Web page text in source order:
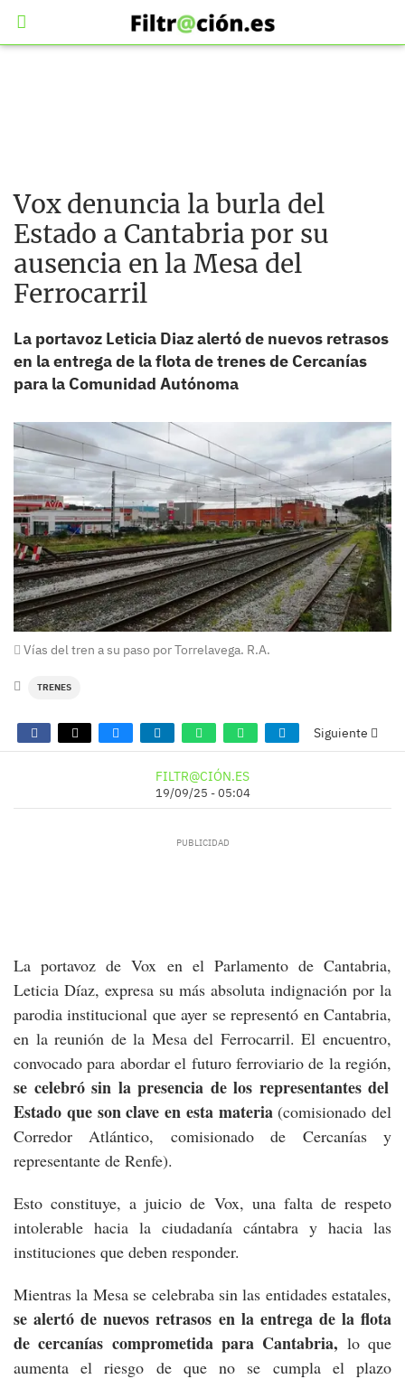
Vox denuncia la burla del
Estado a Cantabria por su
ausencia en la Mesa del
Ferrocarril
La portavoz Leticia Diaz alertó de nuevos retrasos
en la entrega de la flota de trenes de Cercanías
para la Comunidad Autónoma
Vías del tren a su paso por Torrelavega. R.A.
TRENES
Siguiente
FILTR@CIÓN.ES
19/09/25 - 05:04
La portavoz de Vox en el Parlamento de Cantabria,
Leticia Díaz, expresa su más absoluta indignación por la
parodia institucional que ayer se representó en Cantabria,
en la reunión de la Mesa del Ferrocarril. El encuentro,
convocado para abordar el futuro ferroviario de la región,
se celebró sin la presencia de los representantes del
Estado que son clave en esta materia (comisionado del
Corredor Atlántico, comisionado de Cercanías y
representante de Renfe).
Esto constituye, a juicio de Vox, una falta de respeto
intolerable hacia la ciudadanía cántabra y hacia las
instituciones que deben responder.
Mientras la Mesa se celebraba sin las entidades estatales,
se alertó de nuevos retrasos en la entrega de la flota
de cercanías comprometida para Cantabria, lo que
aumenta el riesgo de que no se cumpla el plazo